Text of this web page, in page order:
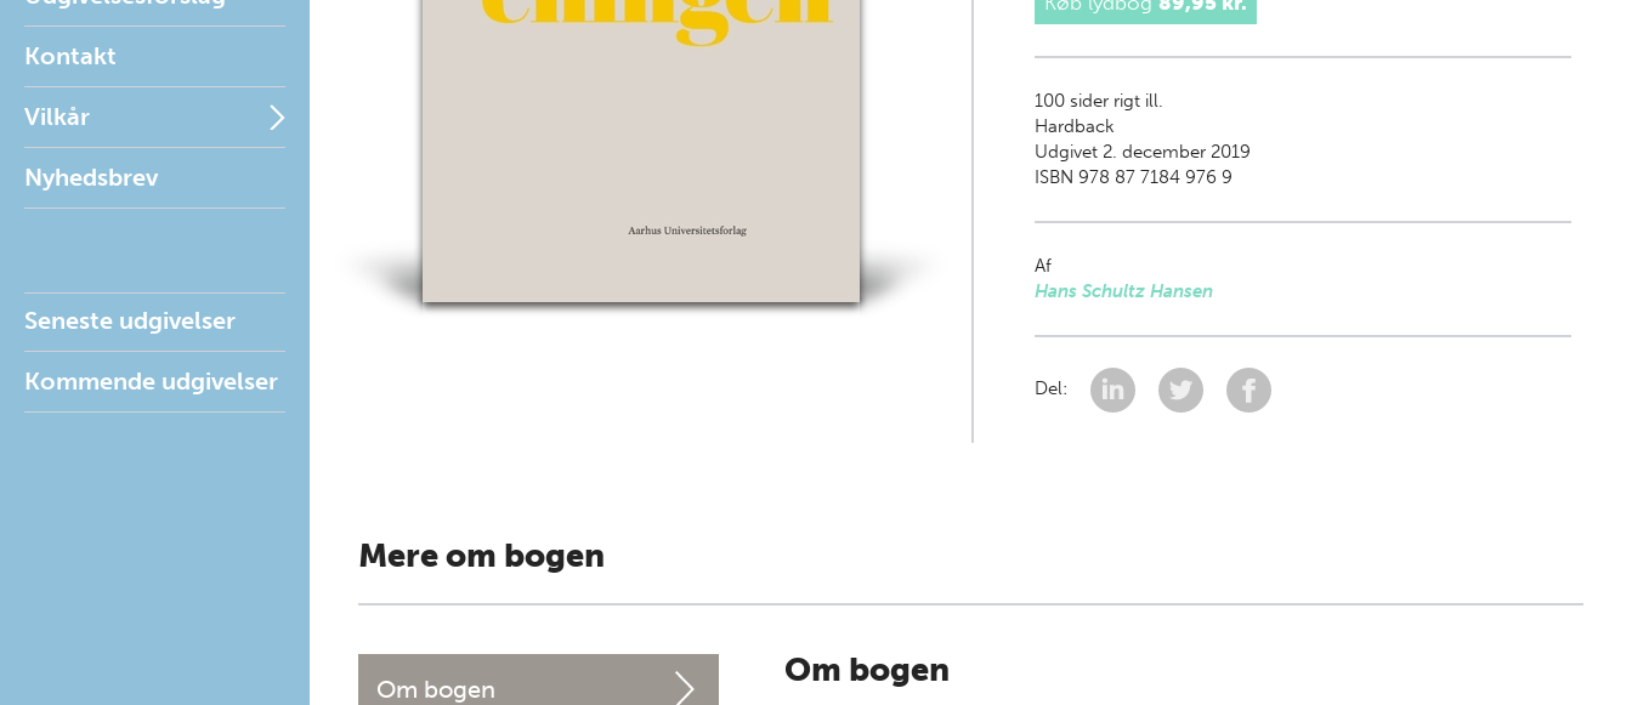
Kontakt
Vilkår
Nyhedsbrev
Seneste udgivelser
Kommende udgivelser
100sider rigt ill.
Hardback
Udgivet 2. december 2019
ISBN 978 87 7184 976 9
Af
Hans Schultz Hansen
Del:
Mere om bogen
Om bogen Om bogen